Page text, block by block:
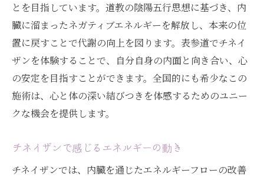
とを目指しています。道教の陰陽五行思想に基づき、内
臓に溜まったネガティブエネルギーを解放し、本来の位
置に戻すことで代謝の向上を図ります。表参道でチネイ
ザンを体験することで、自分自身の内面と向き合い、心
の安定を目指すことができます。全国的にも希少なこの
施術は、心と体の深い結びつきを体感するためのユニー
クな機会を提供します。
チネイザンで感じるエネルギーの動き
チネイザンでは、内臓を通じたエネルギーフローの改善